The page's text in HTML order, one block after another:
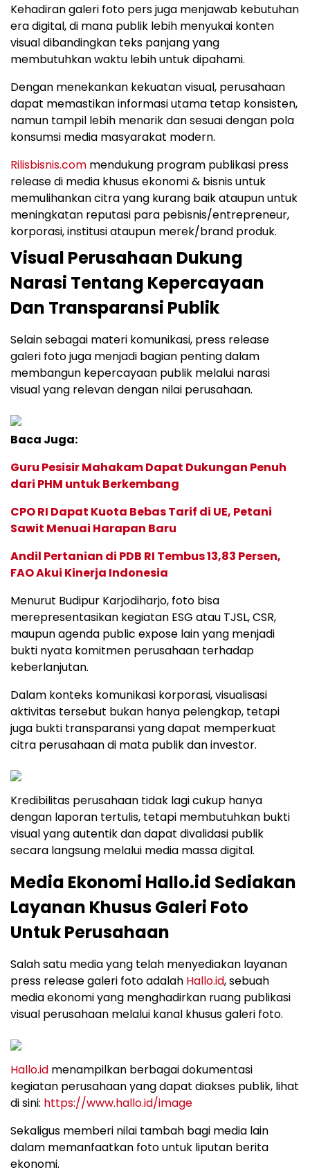
Kehadiran galeri foto pers juga menjawab kebutuhan
era digital, di mana publik lebih menyukai konten
visual dibandingkan teks panjang yang
membutuhkan waktu lebih untuk dipahami.
Dengan menekankan kekuatan visual, perusahaan
dapat memastikan informasi utama tetap konsisten,
namun tampil lebih menarik dan sesuai dengan pola
konsumsi media masyarakat modern.
Rilisbisnis.com mendukung program publikasi press
release di media khusus ekonomi & bisnis untuk
memulihankan citra yang kurang baik ataupun untuk
meningkatan reputasi para pebisnis/entrepreneur,
korporasi, institusi ataupun merek/brand produk.
Visual Perusahaan Dukung
Narasi Tentang Kepercayaan
Dan Transparansi Publik
Selain sebagai materi komunikasi, press release
galeri foto juga menjadi bagian penting dalam
membangun kepercayaan publik melalui narasi
visual yang relevan dengan nilai perusahaan.
Baca Juga:
Guru Pesisir Mahakam Dapat Dukungan Penuh
dari PHM untuk Berkembang
CPO RI Dapat Kuota Bebas Tarif di UE, Petani
Sawit Menuai Harapan Baru
Andil Pertanian di PDB RI Tembus 13,83 Persen,
FAO Akui Kinerja Indonesia
Menurut Budipur Karjodiharjo, foto bisa
merepresentasikan kegiatan ESG atau TJSL, CSR,
maupun agenda public expose lain yang menjadi
bukti nyata komitmen perusahaan terhadap
keberlanjutan.
Dalam konteks komunikasi korporasi, visualisasi
aktivitas tersebut bukan hanya pelengkap, tetapi
juga bukti transparansi yang dapat memperkuat
citra perusahaan di mata publik dan investor.
Kredibilitas perusahaan tidak lagi cukup hanya
dengan laporan tertulis, tetapi membutuhkan bukti
visual yang autentik dan dapat divalidasi publik
secara langsung melalui media massa digital.
Media Ekonomi Hallo.id Sediakan
Layanan Khusus Galeri Foto
Untuk Perusahaan
Salah satu media yang telah menyediakan layanan
press release galeri foto adalah Hallo.id, sebuah
media ekonomi yang menghadirkan ruang publikasi
visual perusahaan melalui kanal khusus galeri foto.
Hallo.id menampilkan berbagai dokumentasi
kegiatan perusahaan yang dapat diakses publik, lihat
di sini: https://www.hallo.id/image
Sekaligus memberi nilai tambah bagi media lain
dalam memanfaatkan foto untuk liputan berita
ekonomi.